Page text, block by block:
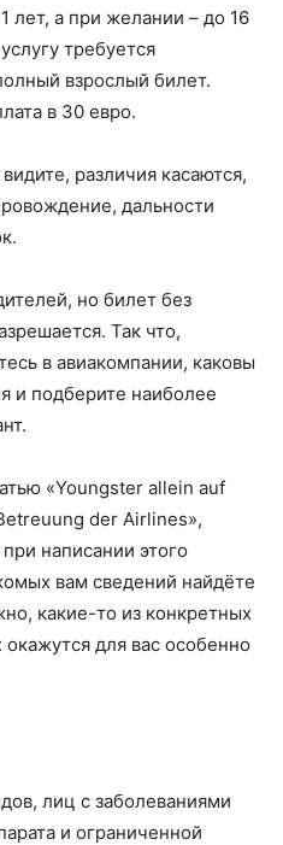
лет, а при желании – до 16
требуется
взрослый билет.
в 30 евро.
различия касаются,
дальности
но билет без
Так что,
в авиакомпании, каковы
и подберите наиболее
«Youngster allein auf
der Airlines»,
написании этого
вам сведений найдёте
какие-то из конкретных
для вас особенно
лиц с заболеваниями
и ограниченной